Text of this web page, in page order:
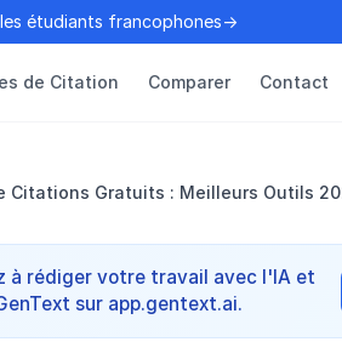
étudiants francophones→
de Citation Comparer Contact
Citations Gratuits : Meilleurs Outils
à rédiger votre travail avec l'IA et
sur app.gentext.ai.